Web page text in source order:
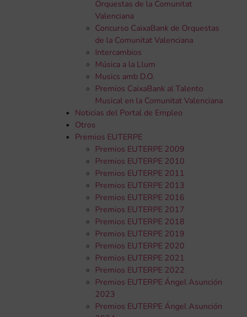
Orquestas de la Comunitat
Valenciana
Concurso CaixaBank de Orquestas
de la Comunitat Valenciana
Intercambios
Música a la Llum
Musics amb D.O.
Premios CaixaBank al Talento
Musical en la Comunitat Valenciana
Noticias del Portal de Empleo
Otros
Premios EUTERPE
Premios EUTERPE 2009
Premios EUTERPE 2010
Premios EUTERPE 2011
Premios EUTERPE 2013
Premios EUTERPE 2016
Premios EUTERPE 2017
Premios EUTERPE 2018
Premios EUTERPE 2019
Premios EUTERPE 2020
Premios EUTERPE 2021
Premios EUTERPE 2022
Premios EUTERPE Ángel Asunción
2023
Premios EUTERPE Ángel Asunción